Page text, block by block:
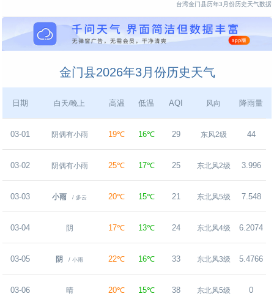
台湾金门县历年3月份历史天气数据
金门县2026年3月份历史天气
日期 白天/晚上 高温 低温 AQI 风向 降雨量
03-01 阴偶有小雨 19℃ 16℃ 29 东风2级 44
03-02 阴偶有小雨 25℃ 17℃ 25 东北风2级 3.996
03-03 小雨 / 多云 20℃ 15℃ 21 东北风5级 7.548
03-04 阴 17℃ 13℃ 24 东北风4级 6.2074
03-05 阴 / 小雨 22℃ 16℃ 33 东北风3级 5.4766
03-06 晴 20℃ 15℃ 38 东北风5级 0